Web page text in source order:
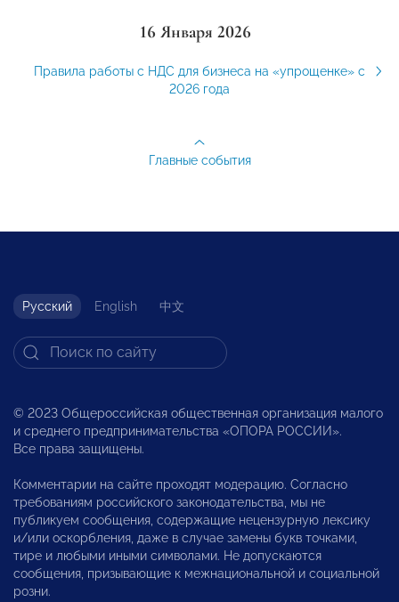
16 Января 2026
Правила работы с НДС для бизнеса на «упрощенке» с
2026 года
Главные события
Русский English 中文
© 2023 Общероссийская общественная организация малого
и среднего предпринимательства «ОПОРА РОССИИ».
Все права защищены.
Комментарии на сайте проходят модерацию. Согласно
требованиям российского законодательства, мы не
публикуем сообщения, содержащие нецензурную лексику
и/или оскорбления, даже в случае замены букв точками,
тире и любыми иными символами. Не допускаются
сообщения, призывающие к межнациональной и социальной
розни.